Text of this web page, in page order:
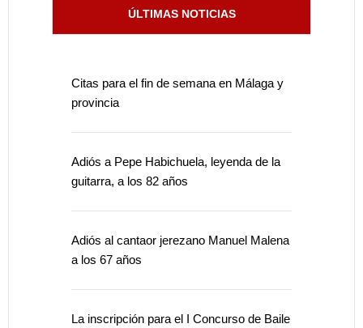
ÚLTIMAS NOTICIAS
Citas para el fin de semana en Málaga y
provincia
Adiós a Pepe Habichuela, leyenda de la
guitarra, a los 82 años
Adiós al cantaor jerezano Manuel Malena
a los 67 años
La inscripción para el I Concurso de Baile